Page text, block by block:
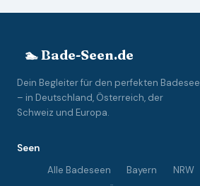
🏊 Bade-Seen.de
Dein Begleiter für den perfekten Badesee
– in Deutschland, Österreich, der
Schweiz und Europa.
Seen
Alle Badeseen
Bayern NRW